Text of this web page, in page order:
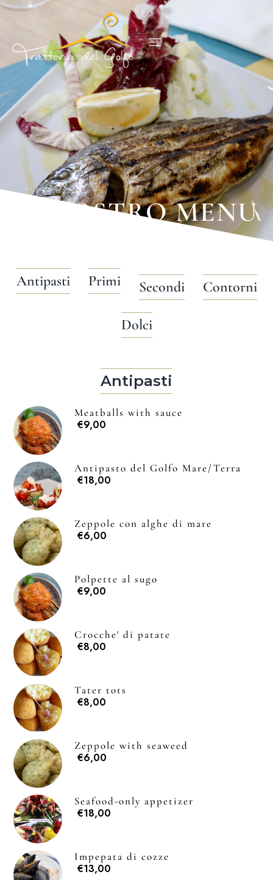
IL NOSTRO MENU
Antipasti Primi Secondi Contorni
Dolci
Antipasti
Meatballs with sauce
€9,00
Antipasto del Golfo Mare/Terra
€18,00
Zeppole con alghe di mare
€6,00
Polpette al sugo
€9,00
Crocche' di patate
€8,00
Tater tots
€8,00
Zeppole with seaweed
€6,00
Seafood-only appetizer
€18,00
Impepata di cozze
€13,00